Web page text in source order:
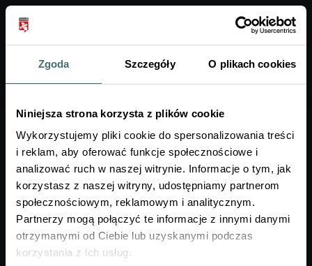
Zgoda Szczegóły O plikach cookies
Niniejsza strona korzysta z plików cookie
Wykorzystujemy pliki cookie do spersonalizowania treści
i reklam, aby oferować funkcje społecznościowe i
analizować ruch w naszej witrynie. Informacje o tym, jak
korzystasz z naszej witryny, udostępniamy partnerom
społecznościowym, reklamowym i analitycznym.
Partnerzy mogą połączyć te informacje z innymi danymi
otrzymanymi od Ciebie lub uzyskanymi podczas
korzystania z ich usług.
Ogłoszenie
Termin poprawkowy dla PDW u
Pani dr Anny Białk-Wolf
Nadawca:
WSAiB
Adresat:
Opublikowane:
29.01.2026
Ważne do:
27.02.2026
Szanowni Państwo,